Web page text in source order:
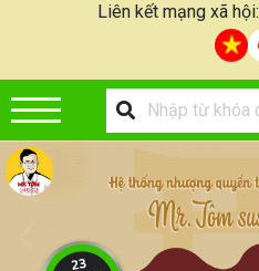
Liên kết mạng xã hội: